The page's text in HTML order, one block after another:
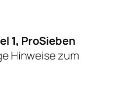
1, ProSieben
Hinweise zum